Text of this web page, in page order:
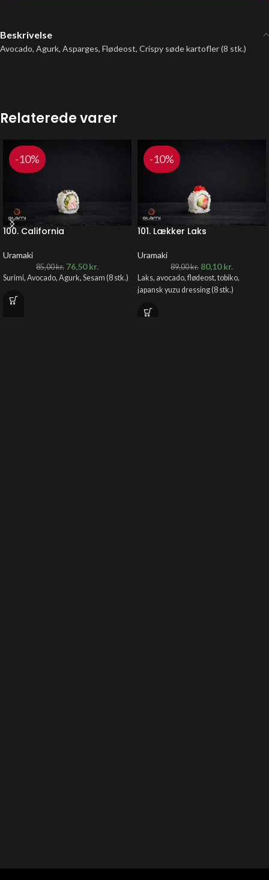
Beskrivelse
Avocado, Agurk, Asparges, Flødeost, Crispy søde kartofler (8 stk.)
Relaterede varer
-10%
100. California
Uramaki
85,00kr. 76,50kr.
Surimi, Avocado, Agurk, Sesam (8 stk.)
-10%
101. Lækker Laks
Uramaki
89,00kr. 80,10kr.
Laks, avocado, flødeost, tobiko,
japansk yuzu dressing (8 stk.)